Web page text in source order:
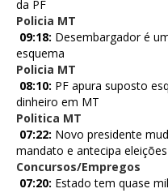
da PF
Policia MT
09:18: Desembargador é
esquema
Policia MT
08:10: PF apura suposto
dinheiro em MT
Politica MT
07:22: Novo presidente
mandato e antecipa eleições
Concursos/Empregos
07:20: Estado tem quase